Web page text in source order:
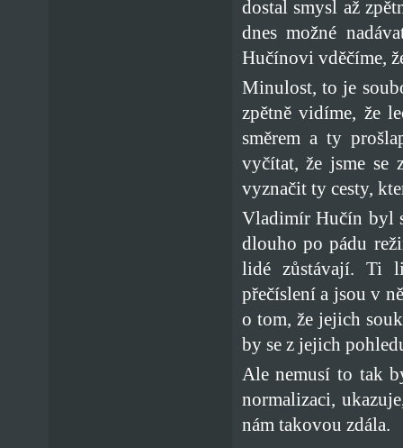
dostal smysl až
dnes možné
Hučínovi vděčíme,
Minulost, to je
zpětně vidíme, že
směrem a ty
vyčítat, že jsme se
vyznačit ty cesty,
Vladimír Hučín byl
dlouho po pádu
lidé zůstávají. Ti
přečíslení a jsou v
o tom, že jejich
by se z jejich
Ale nemusí to tak
normalizaci,
nám takovou zdála.